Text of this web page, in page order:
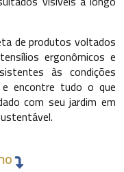
funcional
da análise das
jardim. Espaços com
demandam
solo.
de produtos voltados
ergonômicos e
às condições
e encontre tudo o que
com seu jardim em